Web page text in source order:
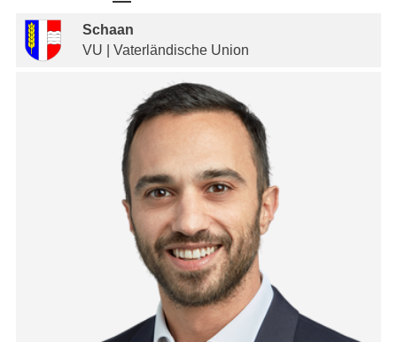
Schaan
VU | Vaterländische Union